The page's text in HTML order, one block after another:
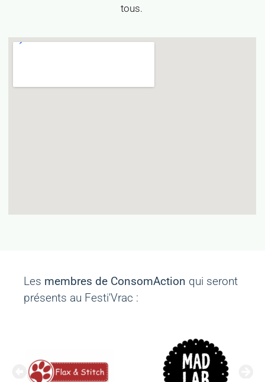
tous.
Les membres de ConsomAction qui seront
présents au Festi'Vrac :